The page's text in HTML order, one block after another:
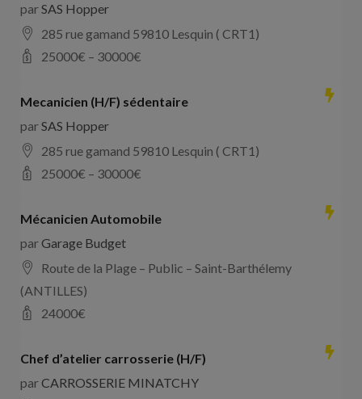
parSAS Hopper
285 rue gamand 59810 Lesquin ( CRT1)
25000€ – 30000€
Mecanicien (H/F) sédentaire
parSAS Hopper
285 rue gamand 59810 Lesquin ( CRT1)
25000€ – 30000€
Mécanicien Automobile
parGarage Budget
Route de la Plage – Public – Saint-Barthélemy
(ANTILLES)
24000€
Chef d’atelier carrosserie (H/F)
parCARROSSERIE MINATCHY